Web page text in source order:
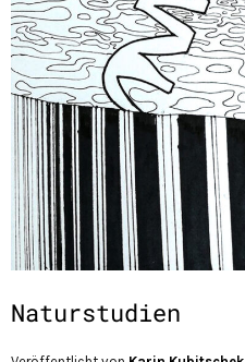
Naturstudien